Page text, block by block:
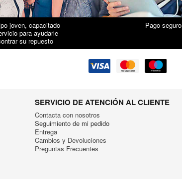
joven, capacitado
para ayudarle
su repuesto
Pago seguro
SERVICIO DE ATENCIÓN AL CLIENTE
Contacta con nosotros
Seguimiento de mi pedido
Entrega
Cambios y Devoluciones
Preguntas Frecuentes